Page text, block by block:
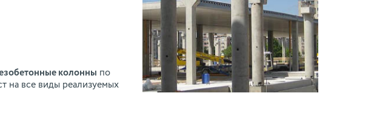
колонны по
на все виды реализуемых